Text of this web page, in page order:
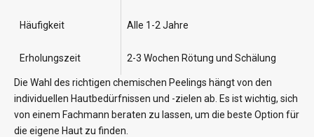
Häufigkeit Alle 1-2 Jahre
Erholungszeit 2-3 Wochen Rötung und Schälung
Die Wahl des richtigen chemischen Peelings hängt von den
individuellen Hautbedürfnissen und -zielen ab. Es ist wichtig, sich
von einem Fachmann beraten zu lassen, um die beste Option für
die eigene Haut zu finden.